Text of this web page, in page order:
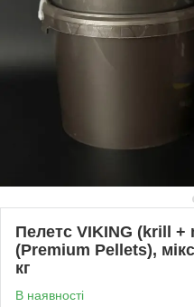
Пелетс VIKING (krill
(Premium Pellets),
кг
В наявності